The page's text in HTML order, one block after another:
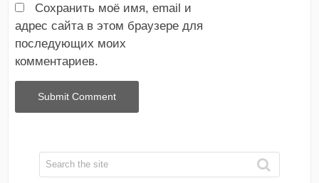
Сохранить моё имя, email и
адрес сайта в этом браузере для
последующих моих
комментариев.